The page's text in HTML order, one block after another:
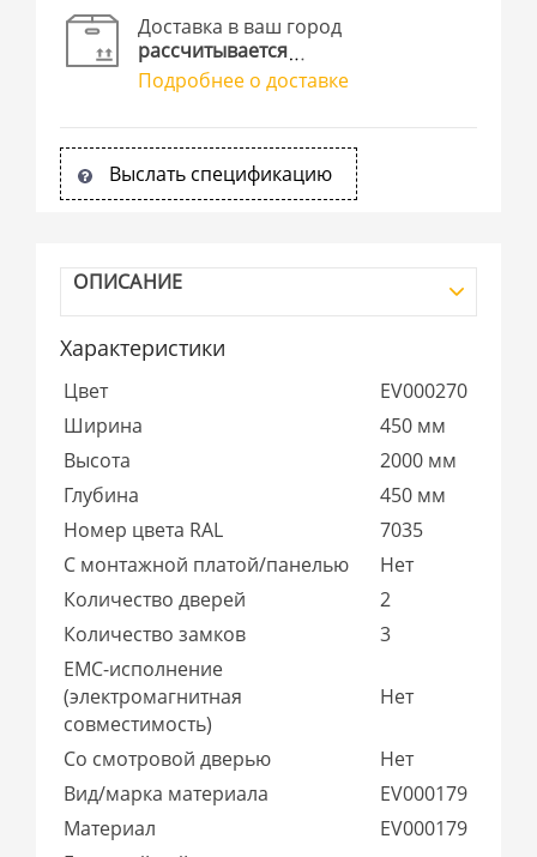
Доставка в ваш город
рассчитывается
Подробнее о доставке
Выслать спецификацию
ОПИСАНИЕ
Характеристики
Цвет
EV000270
Ширина
450 мм
Высота
2000 мм
Глубина
450 мм
Номер цвета RAL
7035
С монтажной платой/панелью
Нет
Количество дверей
2
Количество замков
3
EMC-исполнение
(электромагнитная
совместимость)
Нет
Со смотровой дверью
Нет
Вид/марка материала
EV000179
Материал
EV000179